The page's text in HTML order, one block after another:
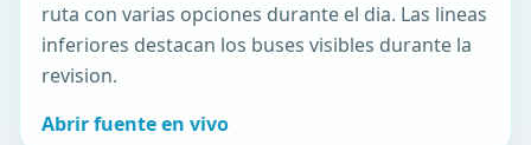
ruta con varias opciones durante el dia. Las lineas
inferiores destacan los buses visibles durante la
revision.
Abrir fuente en vivo